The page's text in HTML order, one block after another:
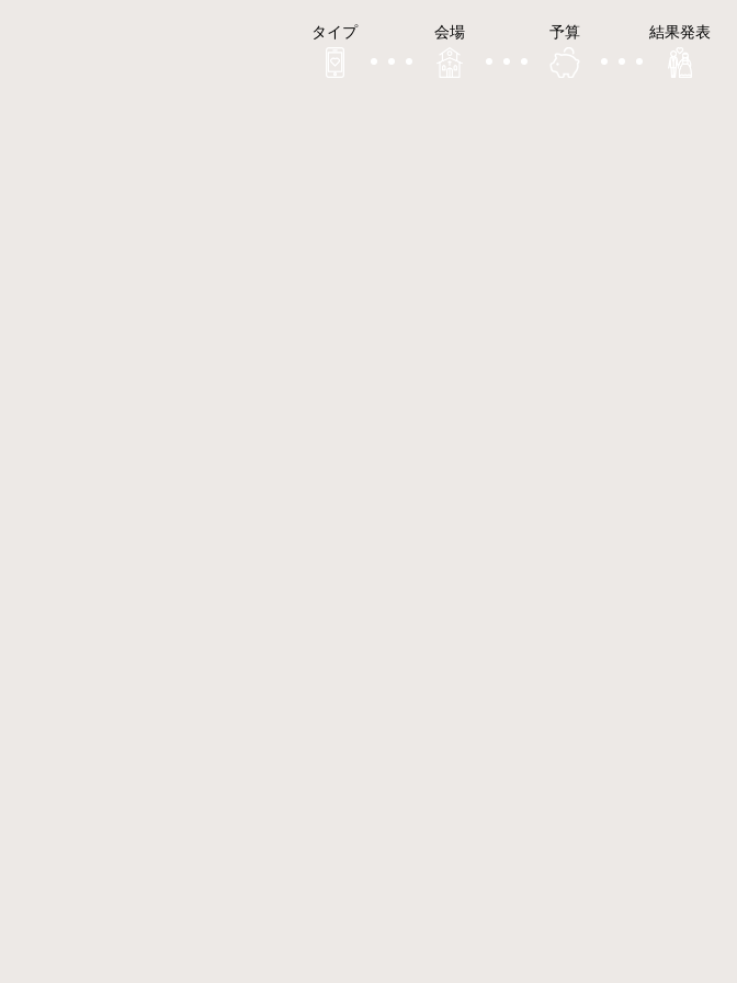
タイプ 会場 予算 結果発表